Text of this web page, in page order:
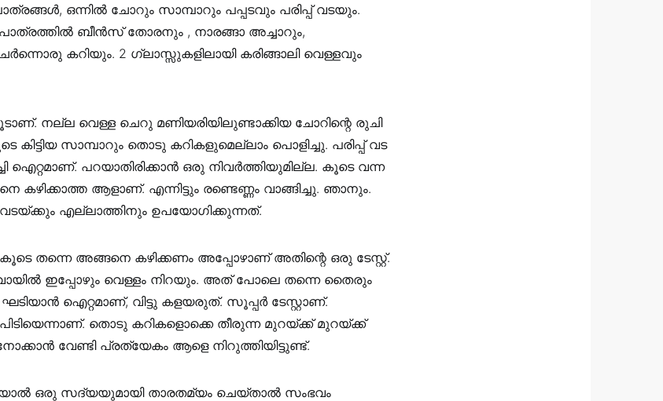
ഒന്നിൽ ചോറും സാമ്പാറും പപ്പടവും പരിപ്പ് വടയും.
ബീൻസ് തോരനും , നാരങ്ങാ അച്ചാറും,
കറിയും. 2 ഗ്ലാസ്സുകളിലായി കരിങ്ങാലി വെള്ളവും
നല്ല വെള്ള ചെറു മണിയരിയിലുണ്ടാക്കിയ ചോറിന്റെ രുചി
കിട്ടിയ സാമ്പാറും തൊടു കറികളുമെല്ലാം പൊളിച്ചു. പരിപ്പ് വട
ഐറ്റമാണ്. പറയാതിരിക്കാൻ ഒരു നിവർത്തിയുമില്ല. കൂടെ വന്ന
കഴിക്കാത്ത ആളാണ്. എന്നിട്ടും രണ്ടെണ്ണം വാങ്ങിച്ചു. ഞാനും.
എല്ലാത്തിനും ഉപയോഗിക്കുന്നത്.
തന്നെ അങ്ങനെ കഴിക്കണം അപ്പോഴാണ് അതിന്റെ ഒരു ടേസ്റ്റ്.
വായിൽ ഇപ്പോഴും വെള്ളം നിറയും. അത് പോലെ തന്നെ തൈരും
ഐറ്റമാണ്, വിട്ടു കളയരുത്. സൂപ്പർ ടേസ്റ്റാണ്.
തൊടു കറികളൊക്കെ തീരുന്ന മുറയ്ക്ക് മുറയ്ക്ക്
വേണ്ടി പ്രത്യേകം ആളെ നിറുത്തിയിട്ടുണ്ട്.
ഒരു സദ്യയുമായി താരതമ്യം ചെയ്താൽ സംഭവം